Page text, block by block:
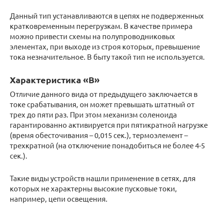
Данный тип устанавливаются в цепях не подверженных
кратковременным перегрузкам. В качестве примера
можно привести схемы на полупроводниковых
элементах, при выходе из строя которых, превышение
тока незначительное. В быту такой тип не используется.
Характеристика «B»
Отличие данного вида от предыдущего заключается в
токе срабатывания, он может превышать штатный от
трех до пяти раз. При этом механизм соленоида
гарантированно активируется при пятикратной нагрузке
(время обесточивания – 0,015 сек.), термоэлемент –
трехкратной (на отключение понадобиться не более 4-5
сек.).
Такие виды устройств нашли применение в сетях, для
которых не характерны высокие пусковые токи,
например, цепи освещения.